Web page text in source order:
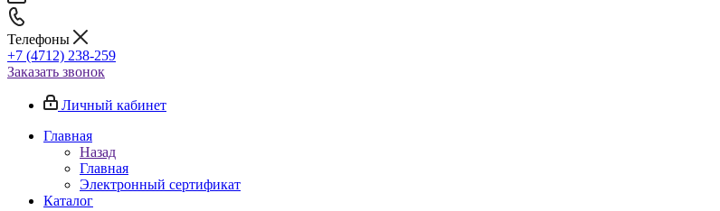
Телефоны
+7 (4712) 238-259
Заказать звонок
Личный кабинет
Главная
Назад
Главная
Электронный сертификат
Каталог